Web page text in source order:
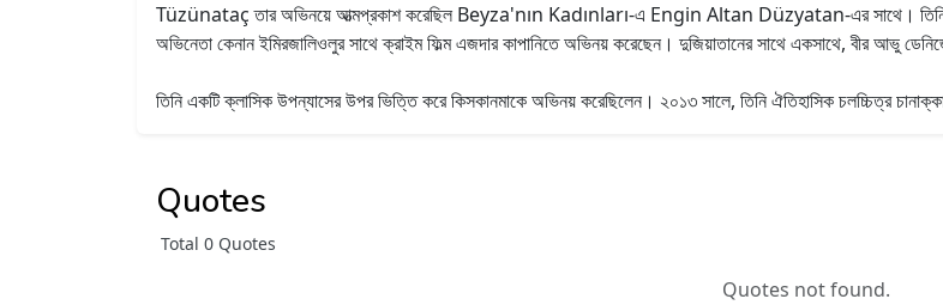
Tüzünataç তার অভিনয়ে আত্মপ্রকাশ করেছিল Beyza'nın Kadınları-এ Engin Altan Düzyatan-এর সাথে। তিনি
অভিনেতা কেনান ইমিরজালিওলুর সাথে ক্রাইম ফিল্ম এজদার কাপানিতে অভিনয় করেছেন। দুজিয়াতানের সাথে একসাথে, বীর আভু
তিনি একটি ক্লাসিক উপন্যাসের উপর ভিত্তি করে কিসকানমাকে অভিনয় করেছিলেন। ২০১৩ সালে, তিনি ঐতিহাসিক চলচ্চিত্র
Quotes
Total 0 Quotes
Quotes not found.